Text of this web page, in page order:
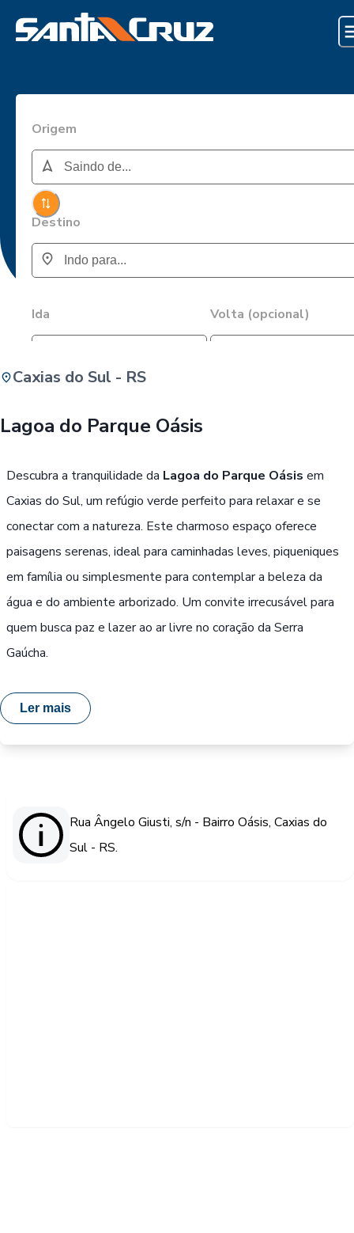
Origem
Destino
Ida Volta (opcional)
Caxias do Sul - RS
Lagoa do Parque Oásis
Descubra a tranquilidade da Lagoa do Parque Oásis em
Caxias do Sul, um refúgio verde perfeito para relaxar e se
conectar com a natureza. Este charmoso espaço oferece
paisagens serenas, ideal para caminhadas leves, piqueniques
em família ou simplesmente para contemplar a beleza da
água e do ambiente arborizado. Um convite irrecusável para
quem busca paz e lazer ao ar livre no coração da Serra
Gaúcha.
Ler mais
Rua Ângelo Giusti, s/n - Bairro Oásis, Caxias do
Sul - RS.